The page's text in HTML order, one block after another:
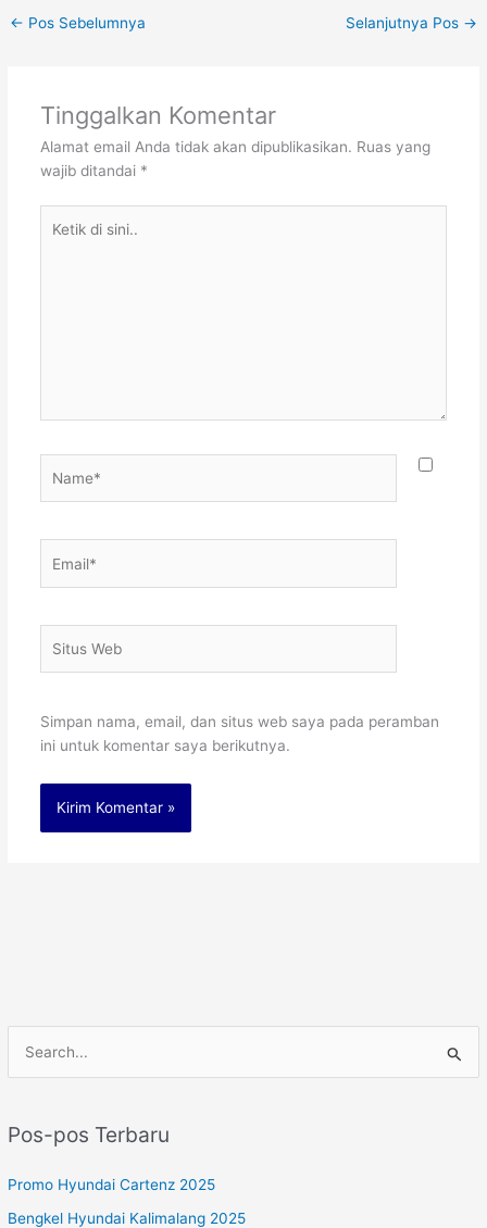
iPos-pos Terbaru
Promo Hyundai Cartenz 2025
Bengkel Hyundai Kalimalang 2025
← Pos Sebelumnya Selanjutnya Pos →
Tinggalkan Komentar
Alamat email Anda tidak akan dipublikasikan. Ruas yang
wajib ditandai *
Web
Simpan nama, email, dan situs web saya pada peramban
ini untuk komentar saya berikutnya.